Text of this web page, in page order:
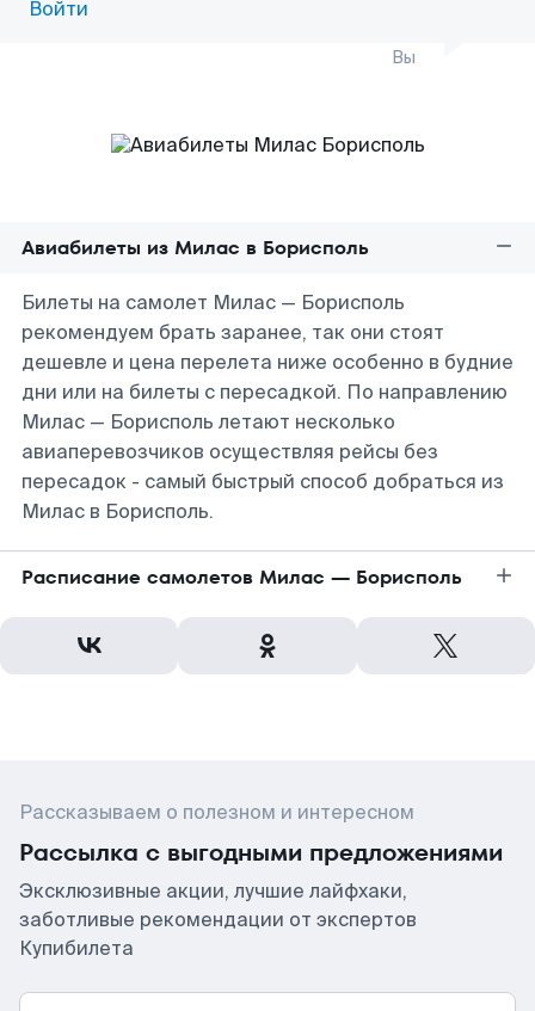
Войти
Вы
Авиабилеты из Милас в Борисполь
Билеты на самолет Милас — Борисполь
рекомендуем брать заранее, так они стоят
дешевле и цена перелета ниже особенно в будние
дни или на билеты с пересадкой. По направлению
Милас — Борисполь летают несколько
авиаперевозчиков осуществляя рейсы без
пересадок - самый быстрый способ добраться из
Милас в Борисполь.
Расписание самолетов Милас — Борисполь
Рассказываем о полезном и интересном
Рассылка с выгодными предложениями
Эксклюзивные акции, лучшие лайфхаки,
заботливые рекомендации от экспертов
Купибилета